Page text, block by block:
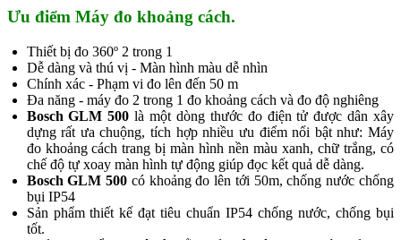
Ưu điểm Máy đo khoảng cách.
Thiết bị đo 360º 2 trong 1
Dễ dàng và thú vị - Màn hình màu dễ nhìn
Chính xác - Phạm vi đo lên đến 50 m
Đa năng - máy đo 2 trong 1 đo khoảng cách và đo độ nghiêng
Bosch GLM 500 là một dòng thước đo điện tử được dân xây
dựng rất ưa chuộng, tích hợp nhiều ưu điểm nổi bật như: Máy
đo khoảng cách trang bị màn hình nền màu xanh, chữ trắng, có
chế độ tự xoay màn hình tự động giúp đọc kết quả dễ dàng.
Bosch GLM 500 có khoảng đo lên tới 50m, chống nước chống
bụi IP54
Sản phẩm thiết kế đạt tiêu chuẩn IP54 chống nước, chống bụi
tốt.